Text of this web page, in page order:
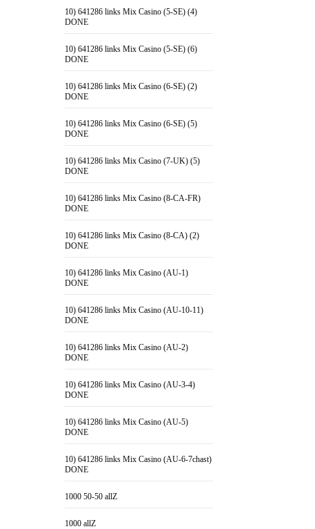
10) 641286 links Mix Casino (5-SE) (4)
DONE
10) 641286 links Mix Casino (5-SE) (6)
DONE
10) 641286 links Mix Casino (6-SE) (2)
DONE
10) 641286 links Mix Casino (6-SE) (5)
DONE
10) 641286 links Mix Casino (7-UK) (5)
DONE
10) 641286 links Mix Casino (8-CA-FR)
DONE
10) 641286 links Mix Casino (8-CA) (2)
DONE
10) 641286 links Mix Casino (AU-1)
DONE
10) 641286 links Mix Casino (AU-10-11)
DONE
10) 641286 links Mix Casino (AU-2)
DONE
10) 641286 links Mix Casino (AU-3-4)
DONE
10) 641286 links Mix Casino (AU-5)
DONE
10) 641286 links Mix Casino (AU-6-7chast)
DONE
1000 50-50 allZ
1000 allZ